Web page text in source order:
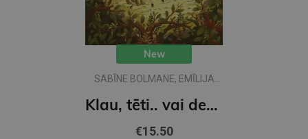
New
SABĪNE BOLMANE, EMĪLIJA
Klau, tēti.. vai desmit ir daudz?
€15.50